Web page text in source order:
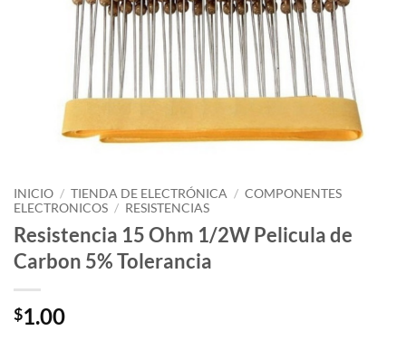
INICIO / TIENDA DE ELECTRÓNICA / COMPONENTES
ELECTRONICOS / RESISTENCIAS
Resistencia 15 Ohm 1/2W Pelicula de
Carbon 5% Tolerancia
$1.00